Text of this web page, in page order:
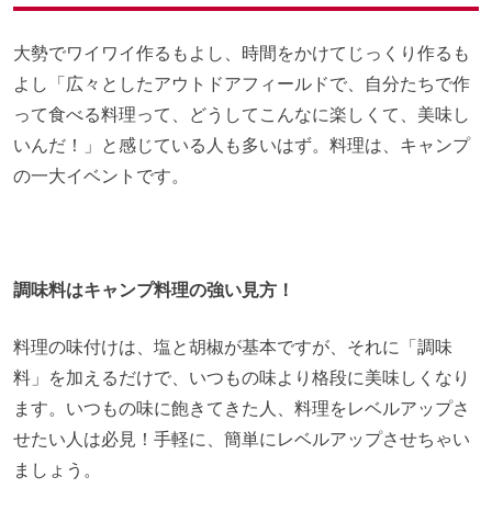
大勢でワイワイ作るもよし、時間をかけてじっくり作るも
よし「広々としたアウトドアフィールドで、自分たちで作
って食べる料理って、どうしてこんなに楽しくて、美味し
いんだ！」と感じている人も多いはず。料理は、キャンプ
の一大イベントです。
調味料はキャンプ料理の強い見方！
料理の味付けは、塩と胡椒が基本ですが、それに「調味
料」を加えるだけで、いつもの味より格段に美味しくなり
ます。いつもの味に飽きてきた人、料理をレベルアップさ
せたい人は必見！手軽に、簡単にレベルアップさせちゃい
ましょう。